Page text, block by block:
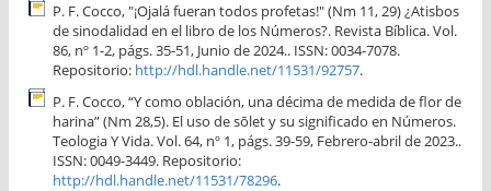
P. F. Cocco, "¡Ojalá fueran todos profetas!" (Nm 11, 29) ¿Atisbos
de sinodalidad en el libro de los Números?. Revista Bíblica. Vol.
86, nº 1-2, págs. 35-51, Junio de 2024.. ISSN: 0034-7078.
Repositorio: http://hdl.handle.net/11531/92757.
P. F. Cocco, “Y como oblación, una décima de medida de flor de
harina” (Nm 28,5). El uso de sōlet y su significado en Números.
Teologia Y Vida. Vol. 64, nº 1, págs. 39-59, Febrero-abril de 2023..
ISSN: 0049-3449. Repositorio:
http://hdl.handle.net/11531/78296.